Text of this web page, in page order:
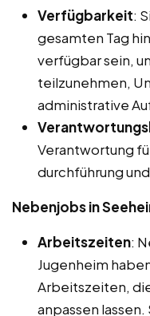
Verfügbarkeit:
gesamten Tag
verfügbar sein,
teilzunehmen,
administrative
Verantwortung
durchführung
Nebenjobs in
Arbeitszeiten:
Jugenheim
Arbeitszeiten,
anpassen